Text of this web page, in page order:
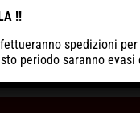
!!
spedizioni
periodo saranno evasi